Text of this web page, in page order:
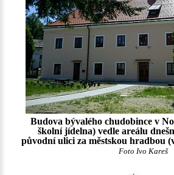
Budova bývalého chudobince v
školní jídelna) vedle areálu
původní ulici za městskou hradbou
Foto Ivo Kareš